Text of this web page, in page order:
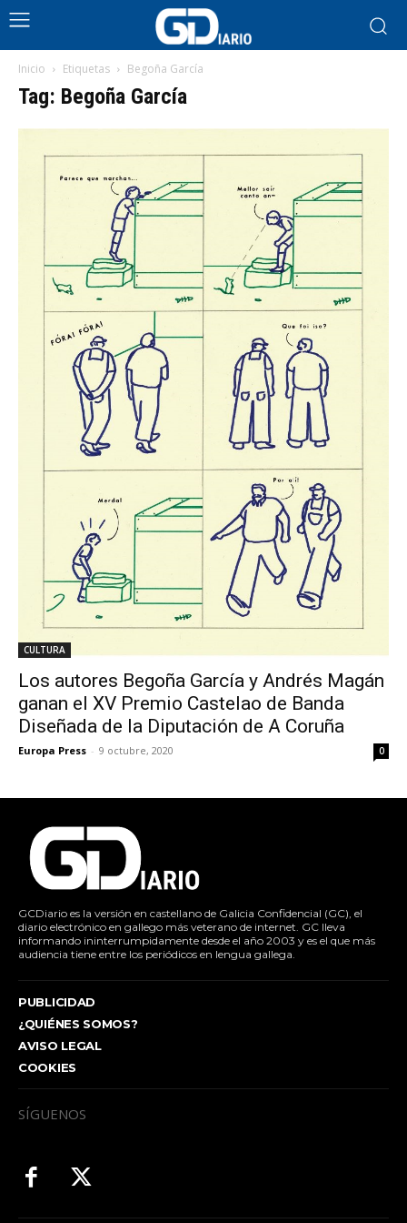
Inicio Etiquetas Begoña García
Tag: Begoña García
CULTURA
Los autores Begoña García y Andrés Magán
ganan el XV Premio Castelao de Banda
Diseñada de la Diputación de A Coruña
Europa Press - 9 octubre, 2020 0
GCDiario es la versión en castellano de Galicia Confidencial (GC), el
diario electrónico en gallego más veterano de internet. GC lleva
informando ininterrumpidamente desde el año 2003 y es el que más
audiencia tiene entre los periódicos en lengua gallega.
PUBLICIDAD
¿QUIÉNES SOMOS?
AVISO LEGAL
COOKIES
SÍGUENOS